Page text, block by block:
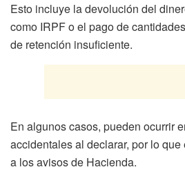
Esto incluye la devolución del
como IRPF o el pago de
de retención insuficiente.
En algunos casos, pueden ocurrir
accidentales al declarar, por lo
a los avisos de Hacienda.